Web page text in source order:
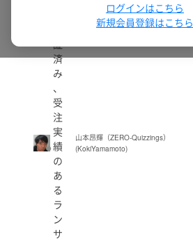
証
済
み
、
受
注
実
績
の
あ
る
ラ
ン
サ
山本昂輝（ZERO-Quizzings）
(KokiYamamoto)
ログインはこちら
新規会員登録はこちら